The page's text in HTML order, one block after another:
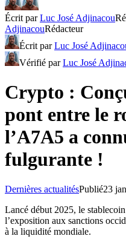
Écrit parLuc José Adjinacou
AdjinacouRédacteur
Écrit parLuc José
Vérifié parLuc José
Crypto :
pont entre le
l’A7A5 a
fulgurante !
Dernières actualitésPublié23
Lancé début 2025, le
l’exposition aux sanctions
à la liquidité mondiale.